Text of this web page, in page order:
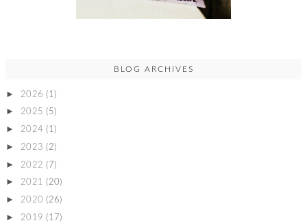
BLOG ARCHIVES
► 2026 (1)
► 2025 (5)
► 2024 (1)
► 2023 (2)
► 2022 (7)
► 2021 (20)
► 2020 (26)
► 2019 (17)